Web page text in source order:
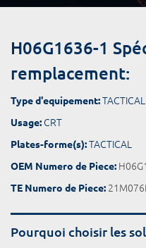
H06G1636-1
remplacement:
Type d'equipement:TACTICAL
Usage: CRT
Plates-forme(s):TACTICAL
OEM Numero de Piece:
TE Numero de Piece:
Pourquoi choisir les